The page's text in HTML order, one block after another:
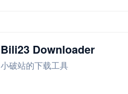
Bili23 Downloader
小破站的下载工具